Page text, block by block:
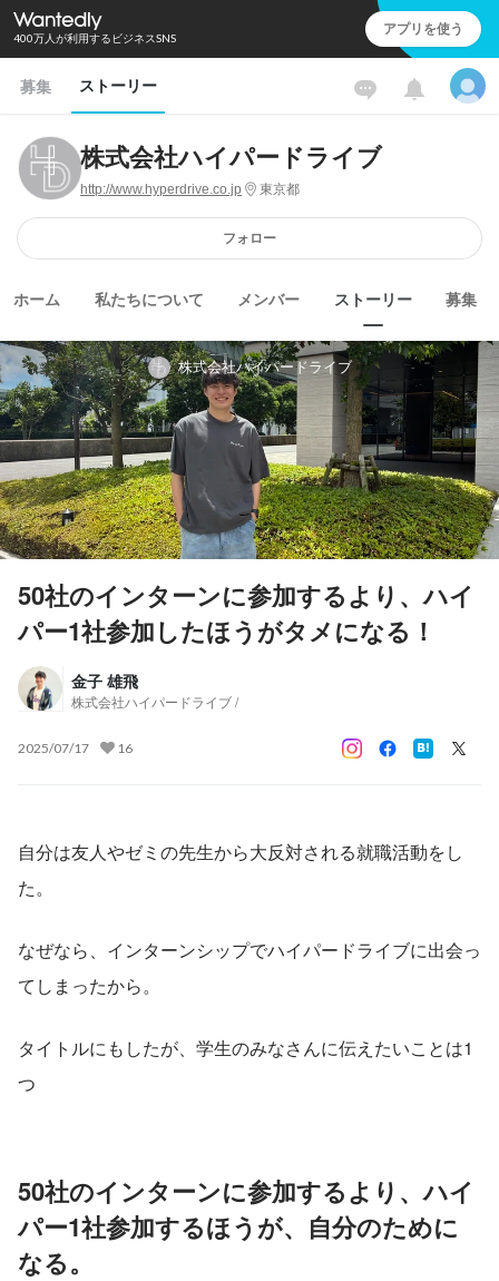
400万人が利用するビジネスSNS アプリを使う
募集 ストーリー
株式会社ハイパードライブ
http://www.hyperdrive.co.jp 東京都
フォロー
ホーム 私たちについて メンバー ストーリー 募集
株式会社ハイパードライブ
50社のインターンに参加するより、ハイ
パー1社参加したほうがタメになる！
金子 雄飛
株式会社ハイパードライブ /
2025/07/17 16
自分は友人やゼミの先生から大反対される就職活動をし
た。
なぜなら、インターンシップでハイパードライブに出会っ
てしまったから。
タイトルにもしたが、学生のみなさんに伝えたいことは1
つ
50社のインターンに参加するより、ハイ
パー1社参加するほうが、自分のために
なる。